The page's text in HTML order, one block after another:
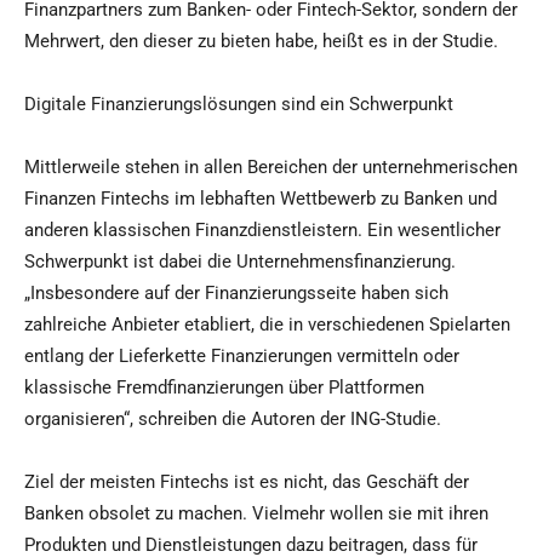
Finanzpartners zum Banken- oder Fintech-Sektor, sondern der
Mehrwert, den dieser zu bieten habe, heißt es in der Studie.
Digitale Finanzierungslösungen sind ein Schwerpunkt
Mittlerweile stehen in allen Bereichen der unternehmerischen
Finanzen Fintechs im lebhaften Wettbewerb zu Banken und
anderen klassischen Finanzdienstleistern. Ein wesentlicher
Schwerpunkt ist dabei die Unternehmensfinanzierung.
„Insbesondere auf der Finanzierungsseite haben sich
zahlreiche Anbieter etabliert, die in verschiedenen Spielarten
entlang der Lieferkette Finanzierungen vermitteln oder
klassische Fremdfinanzierungen über Plattformen
organisieren“, schreiben die Autoren der ING-Studie.
Ziel der meisten Fintechs ist es nicht, das Geschäft der
Banken obsolet zu machen. Vielmehr wollen sie mit ihren
Produkten und Dienstleistungen dazu beitragen, dass für